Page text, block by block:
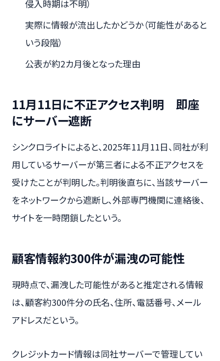
侵入時期は不明）
実際に情報が流出したかどうか（可能性があると
いう段階）
公表が約2カ月後となった理由
11月11日に不正アクセス判明 即座
にサーバー遮断
シンクロライトによると、2025年11月11日、同社が利
用しているサーバーが第三者による不正アクセスを
受けたことが判明した。判明後直ちに、当該サーバー
をネットワークから遮断し、外部専門機関に連絡後、
サイトを一時閉鎖したという。
顧客情報約300件が漏洩の可能性
現時点で、漏洩した可能性があると推定される情報
は、顧客約300件分の氏名、住所、電話番号、メール
アドレスだという。
クレジットカード情報は同社サーバーで管理してい